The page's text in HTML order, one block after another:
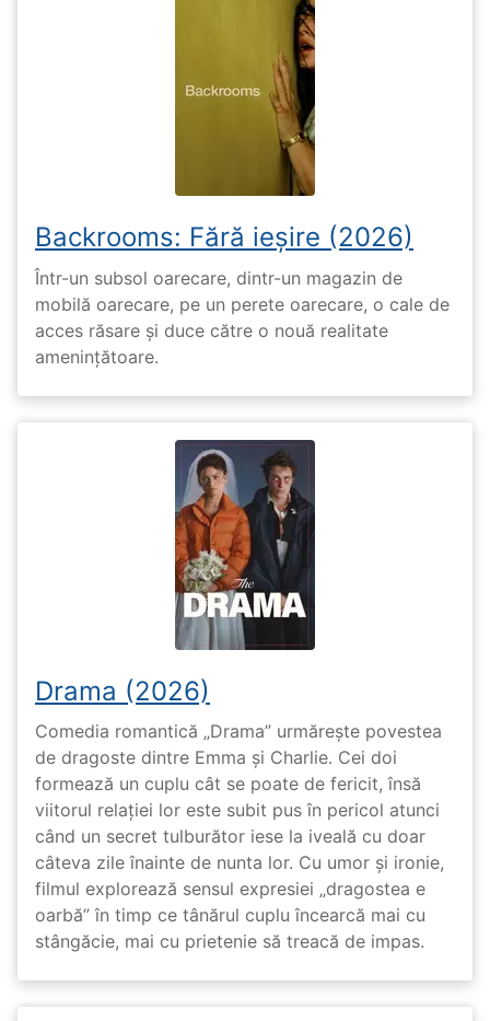
Backrooms: Fără ieșire (2026)
Într-un subsol oarecare, dintr-un magazin de
mobilă oarecare, pe un perete oarecare, o cale de
acces răsare și duce către o nouă realitate
amenințătoare.
Drama (2026)
Comedia romantică „Drama” urmărește povestea
de dragoste dintre Emma și Charlie. Cei doi
formează un cuplu cât se poate de fericit, însă
viitorul relației lor este subit pus în pericol atunci
când un secret tulburător iese la iveală cu doar
câteva zile înainte de nunta lor. Cu umor și ironie,
filmul explorează sensul expresiei „dragostea e
oarbă” în timp ce tânărul cuplu încearcă mai cu
stângăcie, mai cu prietenie să treacă de impas.